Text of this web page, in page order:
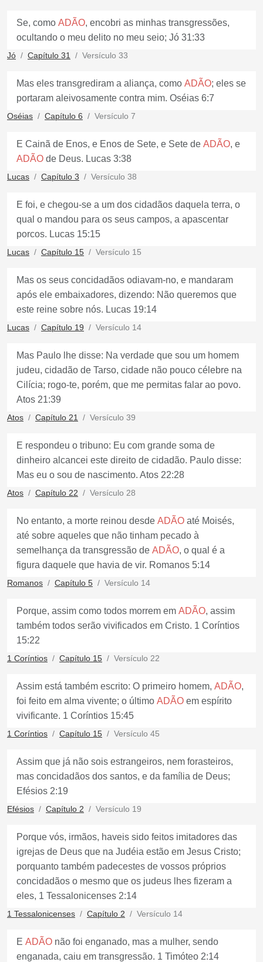
Se, como ADÃO, encobri as minhas transgressões,
ocultando o meu delito no meu seio; Jó 31:33
Jó Capítulo 31 Versículo 33
Mas eles transgrediram a aliança, como ADÃO; eles se
portaram aleivosamente contra mim. Oséias 6:7
Oséias Capítulo 6 Versículo 7
E Cainã de Enos, e Enos de Sete, e Sete de ADÃO, e
ADÃO de Deus. Lucas 3:38
Lucas Capítulo 3 Versículo 38
E foi, e chegou-se a um dos cidadãos daquela terra, o
qual o mandou para os seus campos, a apascentar
porcos. Lucas 15:15
Lucas Capítulo 15 Versículo 15
Mas os seus concidadãos odiavam-no, e mandaram
após ele embaixadores, dizendo: Não queremos que
este reine sobre nós. Lucas 19:14
Lucas Capítulo 19 Versículo 14
Mas Paulo lhe disse: Na verdade que sou um homem
judeu, cidadão de Tarso, cidade não pouco célebre na
Cilícia; rogo-te, porém, que me permitas falar ao povo.
Atos 21:39
Atos Capítulo 21 Versículo 39
E respondeu o tribuno: Eu com grande soma de
dinheiro alcancei este direito de cidadão. Paulo disse:
Mas eu o sou de nascimento. Atos 22:28
Atos Capítulo 22 Versículo 28
No entanto, a morte reinou desde ADÃO até Moisés,
até sobre aqueles que não tinham pecado à
semelhança da transgressão de ADÃO, o qual é a
figura daquele que havia de vir. Romanos 5:14
Romanos Capítulo 5 Versículo 14
Porque, assim como todos morrem em ADÃO, assim
também todos serão vivificados em Cristo. 1 Coríntios
15:22
1 Coríntios Capítulo 15 Versículo 22
Assim está também escrito: O primeiro homem, ADÃO,
foi feito em alma vivente; o último ADÃO em espírito
vivificante. 1 Coríntios 15:45
1 Coríntios Capítulo 15 Versículo 45
Assim que já não sois estrangeiros, nem forasteiros,
mas concidadãos dos santos, e da família de Deus;
Efésios 2:19
Efésios Capítulo 2 Versículo 19
Porque vós, irmãos, haveis sido feitos imitadores das
igrejas de Deus que na Judéia estão em Jesus Cristo;
porquanto também padecestes de vossos próprios
concidadãos o mesmo que os judeus lhes fizeram a
eles, 1 Tessalonicenses 2:14
1 Tessalonicenses Capítulo 2 Versículo 14
E ADÃO não foi enganado, mas a mulher, sendo
enganada, caiu em transgressão. 1 Timóteo 2:14